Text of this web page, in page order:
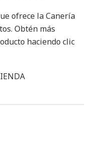
ofrece la Canería
Obtén más
haciendo clic